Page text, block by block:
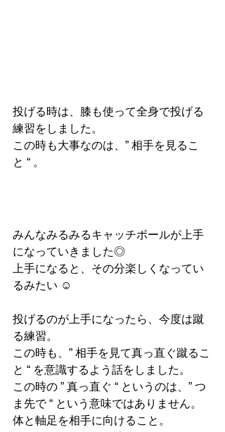
投げる時は、膝も使って全身で投げる
練習をしました。
この時も大事なのは、 ” 相手を見るこ
と “ 。
みんなみるみるキャッチボールが上手
になっていきました◎
上手になると、その分楽しくなってい
るみたい ☺︎
投げるのが上手になったら、今度は蹴
る練習。
この時も、 ” 相手を見て真っ直ぐ蹴るこ
と “ を意識するよう話をしました。
この時の ” 真っ直ぐ “ というのは、 ” つ
ま先で “ という意味ではありません。
体と軸足を相手に向けること。